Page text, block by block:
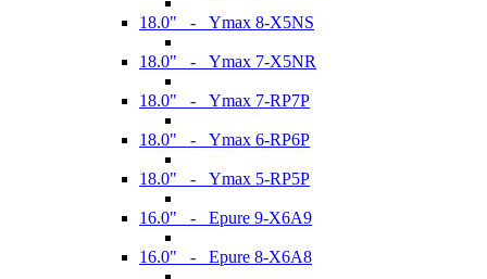
18.0" - Ymax 8-X5NS
18.0" - Ymax 7-X5NR
18.0" - Ymax 7-RP7P
18.0" - Ymax 6-RP6P
18.0" - Ymax 5-RP5P
16.0" - Epure 9-X6A9
16.0" - Epure 8-X6A8